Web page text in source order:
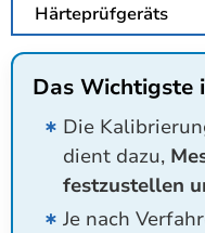
Härteprüfgeräts
Das Wichtigste
Die
dient dazu,
festzustellen
Je nach